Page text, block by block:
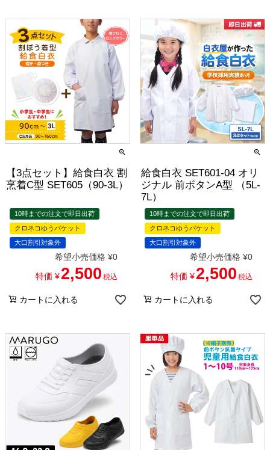
【3点セット】給食白衣 割
烹着C型 SET605（90-3L）
10時までの注文で即日出荷
クロネコゆうパケット
大口割引対象外
希望小売価格 ¥0
特価 ¥ 2,500 税込
カートに入れる
給食白衣 SET601-04 オリ
ジナル 前ボタンA型 （5L-
7L）
10時までの注文で即日出荷
クロネコゆうパケット
大口割引対象外
希望小売価格 ¥0
特価 ¥ 2,500 税込
カートに入れる